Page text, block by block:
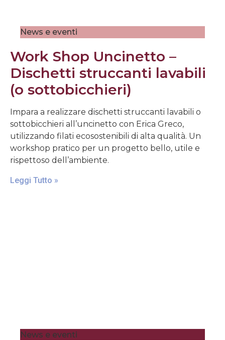
News e eventi
Work Shop Uncinetto –
Dischetti struccanti lavabili
(o sottobicchieri)
Impara a realizzare dischetti struccanti lavabili o
sottobicchieri all’uncinetto con Erica Greco,
utilizzando filati ecosostenibili di alta qualità. Un
workshop pratico per un progetto bello, utile e
rispettoso dell’ambiente.
Leggi Tutto »
News e eventi